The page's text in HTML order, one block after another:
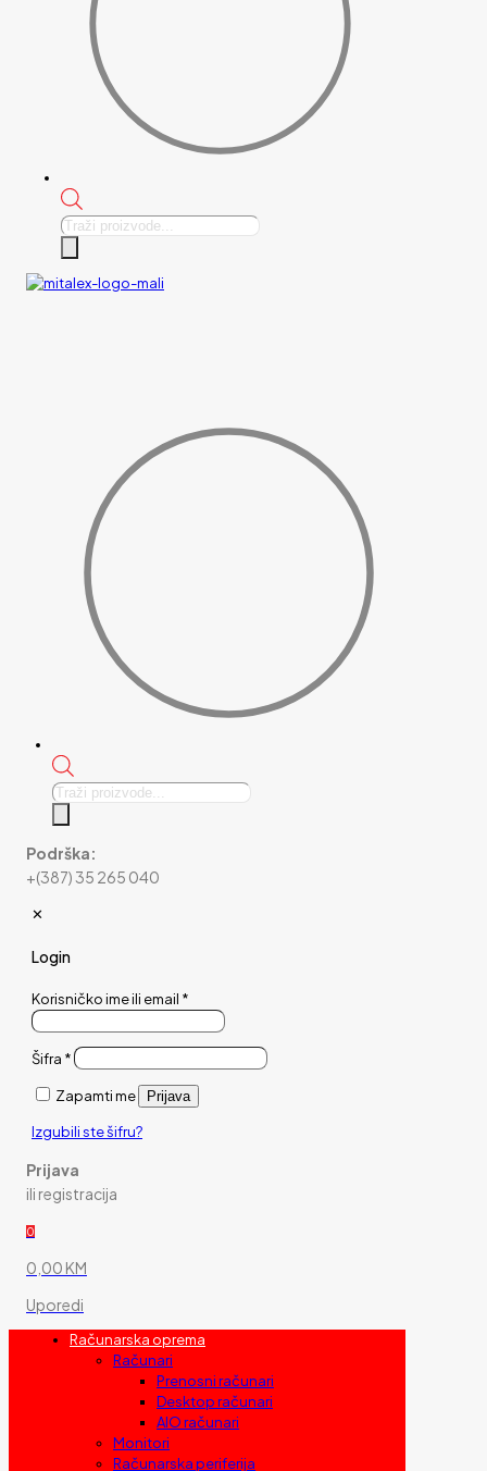
Products
Products
Podrška:
+(387) 35 265 040
✕
Login
Korisničko ime ili email *
Šifra *
Zapamti me Prijava
Izgubili ste šifru?
Prijava
ili registracija
0
0,00 KM
Uporedi
Računarska oprema
Računari
Prenosni računari
Desktop računari
AIO računari
Monitori
Računarska periferija